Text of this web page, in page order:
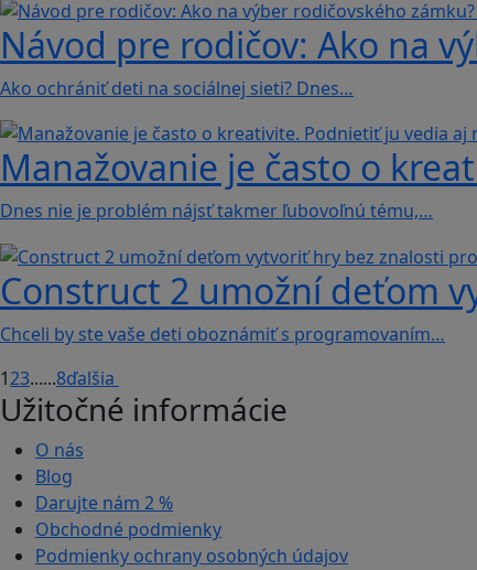
Návod pre rodičov: Ako na
Ako ochrániť deti na sociálnej sieti? Dnes…
Manažovanie je často o
Dnes nie je problém nájsť takmer ľubovoľnú tému,…
Construct 2 umožní deťom
Chceli by ste vaše deti oboznámiť s programovaním…
123......8ďalšia
Užitočné informácie
O nás
Blog
Darujte nám 2 %
Obchodné podmienky
Podmienky ochrany osobných údajov